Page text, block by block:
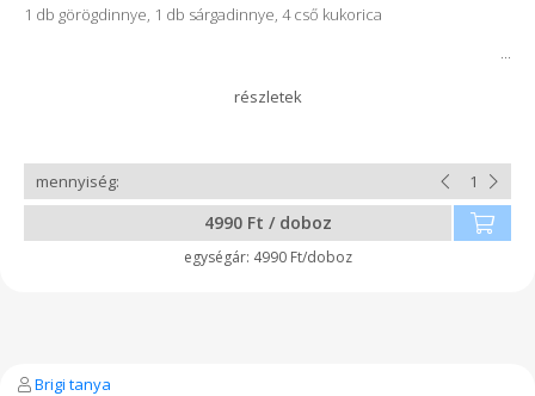
1 db görögdinnye, 1 db sárgadinnye, 4 cső kukorica
4990 Ft / doboz
4990 Ft/doboz
Brigi tanya